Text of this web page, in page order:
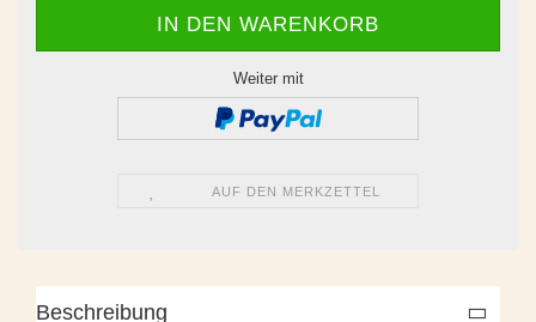
Weiter mit
AUF DEN MERKZETTEL
Beschreibung